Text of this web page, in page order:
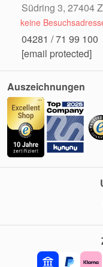
Südring 3, 27404
keine
04281 / 71 99 100
[email protected]
Auszeichnungen